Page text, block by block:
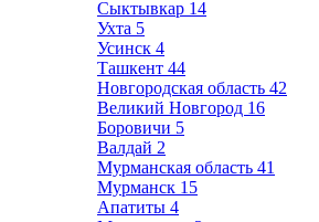
Сыктывкар 14
Ухта 5
Усинск 4
Ташкент 44
Новгородская область 42
Великий Новгород 16
Боровичи 5
Валдай 2
Мурманская область 41
Мурманск 15
Апатиты 4